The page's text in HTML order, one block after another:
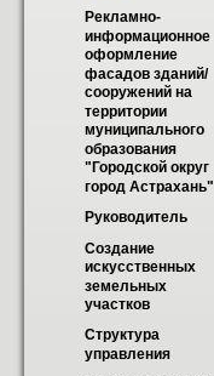
Рекламно-
информационное
оформление
фасадов зданий/
сооружений на
территории
муниципального
образования
"Городской округ
город Астрахань"
Руководитель
Создание
искусственных
земельных
участков
Структура
управления